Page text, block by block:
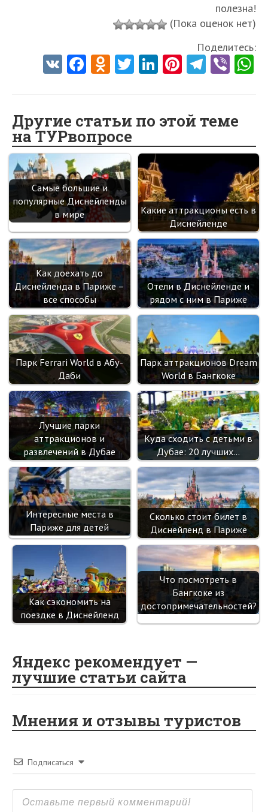
полезна!
(Пока оценок нет)
Поделитесь:
V Fa
o
o
k
O
o
kl
as
sn
ik
i
T
er
Li
dI
n
Pi
es
t
Te
a
m
Vi
Другие статьи по этой теме
на ТУРвопросе
Самые большие и
популярные Диснейленды
в мире
Какие аттракционы есть в
Диснейленде
Как доехать до
Диснейленда в Париже –
все способы
Отели в Диснейленде и
рядом с ним в Париже
Парк Ferrari World в Абу-
Даби
Парк аттракционов Dream
World в Бангкоке
Лучшие парки
аттракционов и
развлечений в Дубае
Куда сходить с детьми в
Дубае: 20 лучших…
Интересные места в
Париже для детей
Сколько стоит билет в
Диснейленд в Париже
Как сэкономить на
поездке в Диснейленд
Что посмотреть в
Бангкоке из
достопримечательностей?
Яндекс рекомендует —
лучшие статьи сайта
Мнения и отзывы туристов
Подписаться